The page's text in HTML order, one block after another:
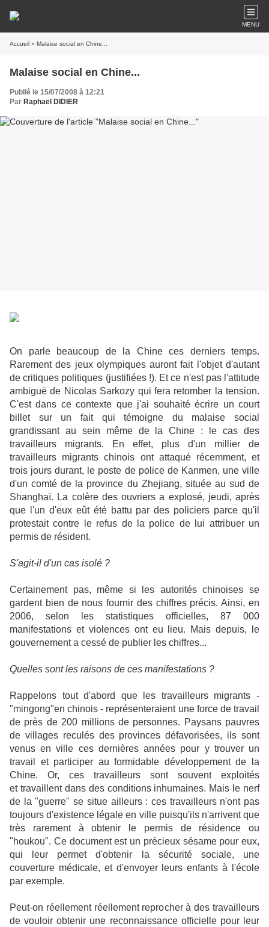
MENU
Accueil » Malaise social en Chine...
Malaise social en Chine...
Publié le 15/07/2008 à 12:21
Par Raphaël DIDIER
On parle beaucoup de la Chine ces derniers temps.
Rarement des jeux olympiques auront fait l'objet d'autant
de critiques politiques (justifiées !). Et ce n'est pas l'attitude
ambiguë de Nicolas Sarkozy qui fera retomber la tension.
C'est dans ce contexte que j'ai souhaité écrire un court
billet sur un fait qui témoigne du malaise social
grandissant au sein même de la Chine : le cas des
travailleurs migrants. En effet, plus d'un millier de
travailleurs migrants chinois ont attaqué récemment, et
trois jours durant, le poste de police de Kanmen, une ville
d'un comté de la province du Zhejiang, située au sud de
Shanghaï. La colère des ouvriers a explosé, jeudi, après
que l'un d'eux eût été battu par des policiers parce qu'il
protestait contre le refus de la police de lui attribuer un
permis de résident.
S'agit-il d'un cas isolé ?
Certainement pas, même si les autorités chinoises se
gardent bien de nous fournir des chiffres précis. Ainsi, en
2006, selon les statistiques officielles, 87 000
manifestations et violences ont eu lieu. Mais depuis, le
gouvernement a cessé de publier les chiffres...
Quelles sont les raisons de ces manifestations ?
Rappelons tout d'abord que les travailleurs migrants -
"mingong"en chinois - représenteraient une force de travail
de près de 200 millions de personnes. Paysans pauvres
de villages reculés des provinces défavorisées, ils sont
venus en ville ces dernières années pour y trouver un
travail et participer au formidable développement de la
Chine. Or, ces travailleurs sont souvent exploités
et travaillent dans des conditions inhumaines. Mais le nerf
de la "guerre" se situe ailleurs : ces travailleurs n'ont pas
toujours d'existence légale en ville puisqu'ils n'arrivent que
très rarement à obtenir le permis de résidence ou
"houkou". Ce document est un précieux sésame pour eux,
qui leur permet d'obtenir la sécurité sociale, une
couverture médicale, et d'envoyer leurs enfants à l'école
par exemple.
Peut-on réellement réellement reprocher à des travailleurs
de vouloir obtenir une reconnaissance officielle pour leur